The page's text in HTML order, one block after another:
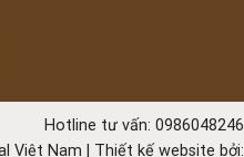
Hotline tư vấn: 0986048246
Việt Nam | Thiết kế website bởi: